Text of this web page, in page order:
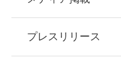
プレスリリース